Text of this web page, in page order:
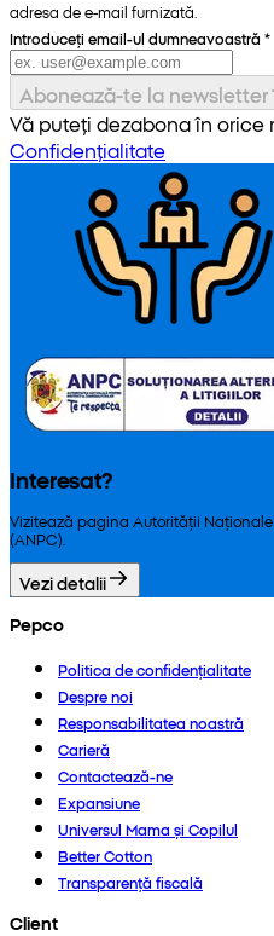
adresa de e-mail furnizată.
Introduceți email-ul dumneavoastră *
Abonează-te la newsletter
Vă puteți dezabona în orice
Confidențialitate
Interesat?
Vizitează pagina Autorității
(ANPC).
Vezi detalii
Pepco
Politica de confidențialitate
Despre noi
Responsabilitatea noastră
Carieră
Contactează-ne
Expansiune
Universul Mama și Copilul
Better Cotton
Transparență fiscală
Client